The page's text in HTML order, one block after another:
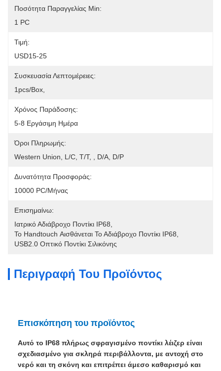
Ποσότητα Παραγγελίας Min:
1 PC
Τιμή:
USD15-25
Συσκευασία Λεπτομέρειες:
1pcs/box,
Χρόνος Παράδοσης:
5-8 Εργάσιμη Ημέρα
Όροι Πληρωμής:
Western Union, L/C, T/T, , D/A, D/P
Δυνατότητα Προσφοράς:
10000 PC/μήνας
Επισημαίνω:
Ιατρικό Αδιάβροχο Ποντίκι IP68
Το Handtouch Αισθάνεται Το Αδιάβροχο Ποντίκι IP68
USB2.0 Οπτικό Ποντίκι Σιλικόνης
Περιγραφή Του Προϊόντος
Επισκόπηση του προϊόντος
Αυτό το IP68 πλήρως σφραγισμένο ποντίκι λέιζερ είναι
σχεδιασμένο για σκληρά περιβάλλοντα, με αντοχή στο
νερό και τη σκόνη και επιτρέπει άμεσο καθαρισμό και